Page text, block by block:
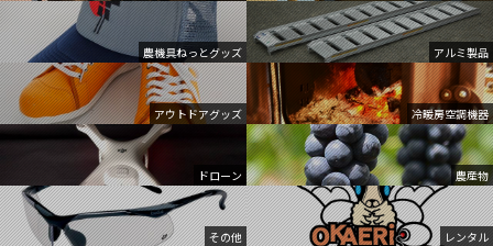
農機具ねっとグッズ アルミ製品
アウトドアグッズ 冷暖房空調機器
ドローン 農産物
その他 レンタル